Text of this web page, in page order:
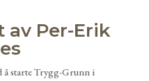
av Per-Erik
å starte Trygg-Grunn i